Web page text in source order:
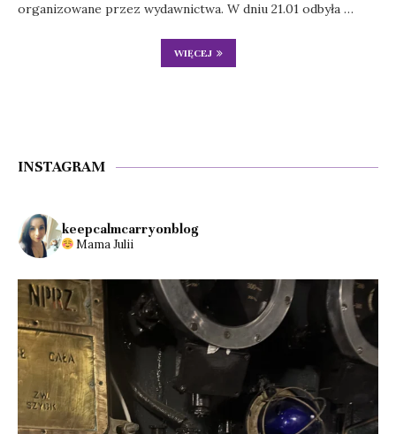
organizowane przez wydawnictwa. W dniu 21.01 odbyła …
WIĘCEJ
INSTAGRAM
keepcalmcarryonblog
Mama Julii